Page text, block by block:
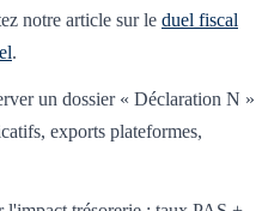
notre article sur le duel fiscal
.
un dossier « Déclaration N »
exports plateformes,